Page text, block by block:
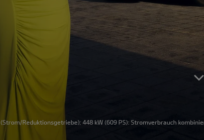
(Strom/Reduktionsgetriebe); 448 kW (609 PS): Stromverbrauch